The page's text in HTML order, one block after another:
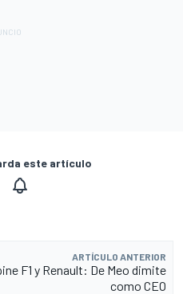
este artículo
ARTÍCULO ANTERIOR
F1 y Renault: De Meo dimite
como CEO